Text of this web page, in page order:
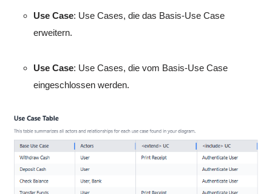
Use Case: Use Cases, die das Basis-Use Case
erweitern.
Use Case: Use Cases, die vom Basis-Use Case
eingeschlossen werden.